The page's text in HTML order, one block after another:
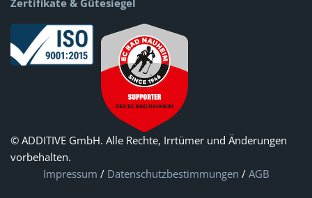
© ADDITIVE GmbH. Alle Rechte, Irrtümer und Änderungen
vorbehalten.
Impressum / Datenschutzbestimmungen / AGB